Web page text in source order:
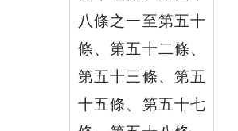
八條之一至第五十
條、第五十二條、
第五十三條、第五
十五條、第五十七